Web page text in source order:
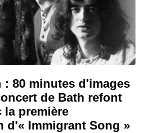
: 80 minutes d'images
de Bath refont
la première
d'« Immigrant Song »